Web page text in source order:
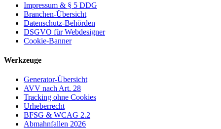
Impressum & § 5 DDG
Branchen-Übersicht
Datenschutz-Behörden
DSGVO für Webdesigner
Cookie-Banner
Werkzeuge
Generator-Übersicht
AVV nach Art. 28
Tracking ohne Cookies
Urheberrecht
BFSG & WCAG 2.2
Abmahnfallen 2026